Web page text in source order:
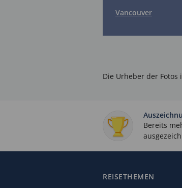
Vancouver
Die Urheber der
Bereits
REISETHEMEN